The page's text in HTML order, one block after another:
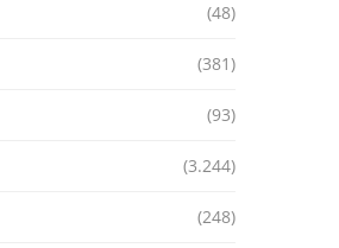
(48)
(381)
(93)
(3.244)
(248)